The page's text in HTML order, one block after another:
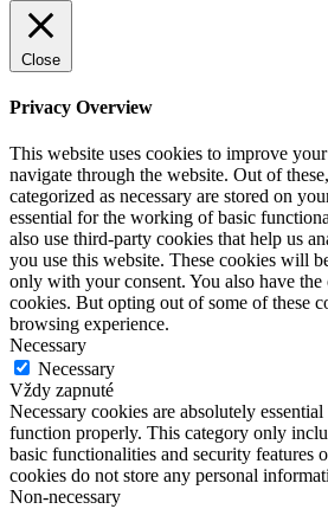
Close
Privacy Overview
This website uses cookies to improve
navigate through the website. Out of
categorized as necessary are stored on
essential for the working of basic
also use third-party cookies that help us
you use this website. These cookies will
only with your consent. You also have
cookies. But opting out of some of these
browsing experience.
Necessary
Necessary
Vždy zapnuté
Necessary cookies are absolutely
function properly. This category only
basic functionalities and security features
cookies do not store any personal
Non-necessary